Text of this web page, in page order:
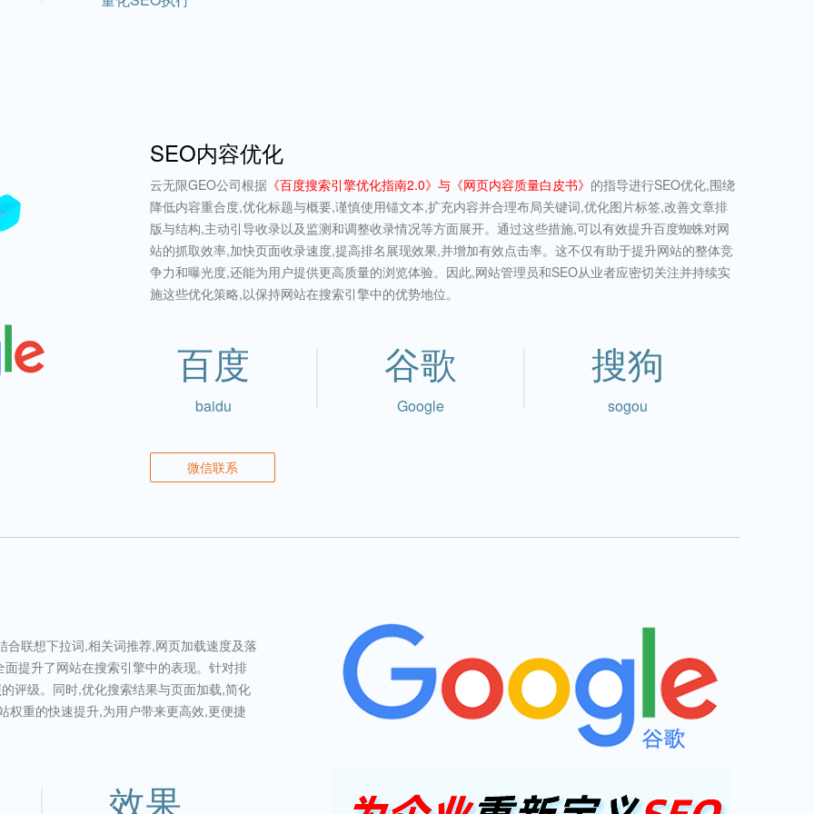
SEO内容优化
云无限GEO公司根据 《百度搜索引擎优化指南2.0》与《网页内容质量白皮书》 的指导进行SEO优化,围绕
降低内容重合度,优化标题与概要,谨慎使用锚文本,扩充内容并合理布局关键词,优化图片标签,改善文章排
版与结构,主动引导收录以及监测和调整收录情况等方面展开。通过这些措施,可以有效提升百度蜘蛛对网
站的抓取效率,加快页面收录速度,提高排名展现效果,并增加有效点击率。这不仅有助于提升网站的整体竞
争力和曝光度,还能为用户提供更高质量的浏览体验。因此,网站管理员和SEO从业者应密切关注并持续实
施这些优化策略,以保持网站在搜索引擎中的优势地位。
百度
baidu
谷歌
Google
搜狗
sogou
微信联系
联想下拉词,相关词推荐,网页加载速度及落
提升了网站在搜索引擎中的表现。针对排
评级。同时,优化搜索结果与页面加载,简化
权重的快速提升,为用户带来更高效,更便捷
效果